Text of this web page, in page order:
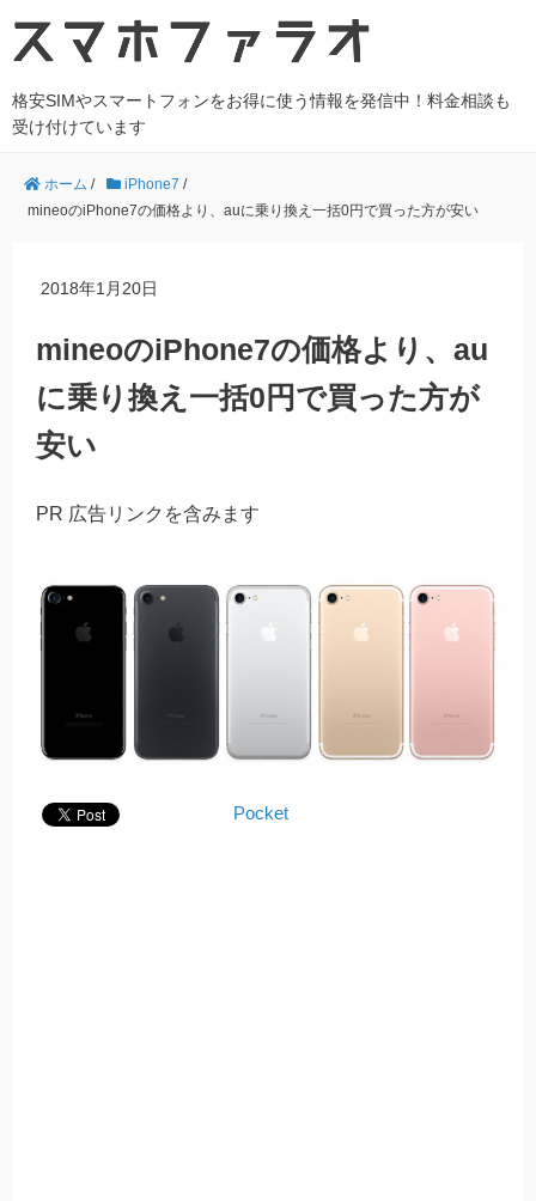
格安SIMやスマートフォンをお得に使う情報を発信中！料金相談も
受け付けています
ホーム / iPhone7 /
mineoのiPhone7の価格より、auに乗り換え一括0円で買った方が安い
2018年1月20日
mineoのiPhone7の価格より、au
に乗り換え一括0円で買った方が
安い
PR 広告リンクを含みます
Pocket